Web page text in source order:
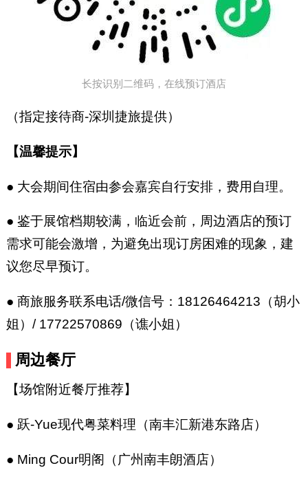
长按识别二维码，在线预订酒店
（指定接待商-深圳捷旅提供）
【温馨提示】
● 大会期间住宿由参会嘉宾自行安排，费用自理。
● 鉴于展馆档期较满，临近会前，周边酒店的预订
需求可能会激增，为避免出现订房困难的现象，建
议您尽早预订。
● 商旅服务联系电话/微信号：18126464213（胡小
姐）/ 17722570869（谯小姐）
周边餐厅
【场馆附近餐厅推荐】
● 跃-Yue现代粤菜料理（南丰汇新港东路店）
● Ming Cour明阁（广州南丰朗酒店）